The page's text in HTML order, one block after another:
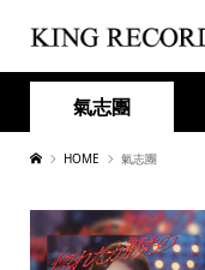
氣志團
HOME 氣志團